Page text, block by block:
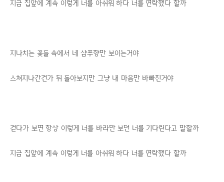
지금 집앞에 계속 이렇게 너를 아쉬워 하다 너를 연락했다 할까
지나치는 꽃들 속에서 네 샴푸향만 보이는거야
스쳐지나간건가 뒤 돌아보지만 그냥 내 마음만 바빠진거야
걷다가 보면 항상 이렇게 너를 바라만 보던 너를 기다린다고 말할까
지금 집앞에 계속 이렇게 너를 아쉬워 하다 너를 연락했다 할까